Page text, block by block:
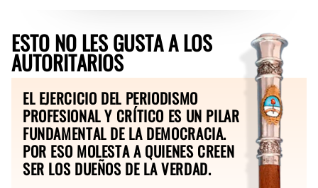
ESTO NO LES GUSTA A LOS
AUTORITARIOS
EL EJERCICIO DEL PERIODISMO
PROFESIONAL Y CRÍTICO ES UN PILAR
FUNDAMENTAL DE LA DEMOCRACIA.
POR ESO MOLESTA A QUIENES CREEN
SER LOS DUEÑOS DE LA VERDAD.